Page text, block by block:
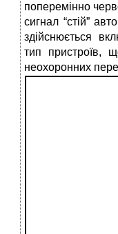
поперемінно
сигнал “стій”
здійснюється
тип пристроїв,
неохоронних